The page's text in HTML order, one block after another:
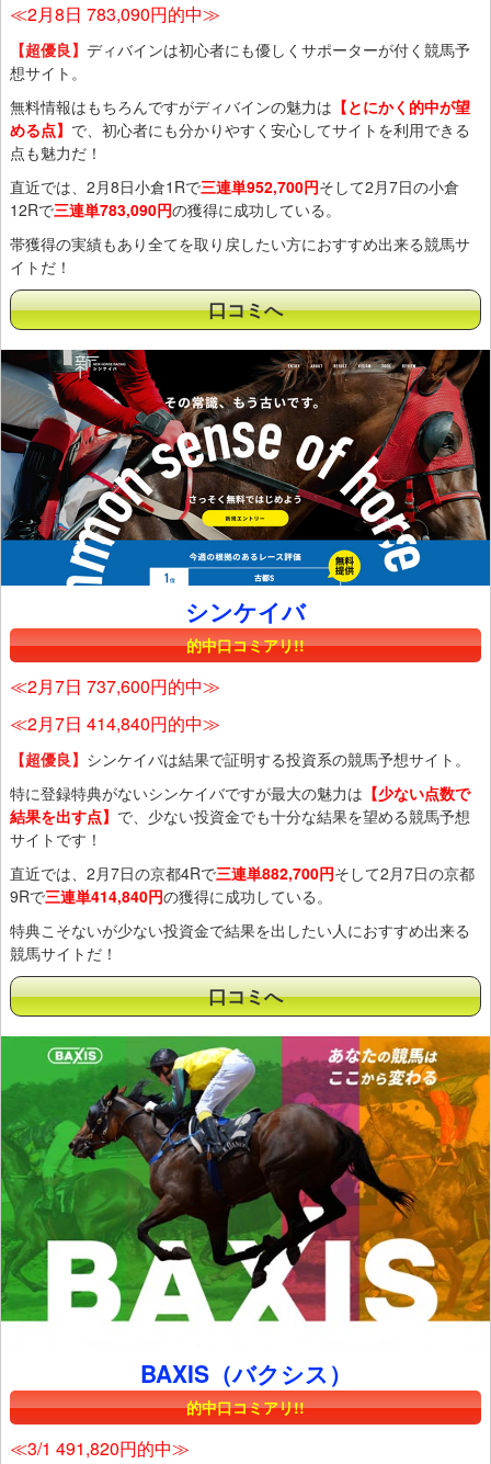
≪2月8日 783,090円的中≫
【超優良】 ディバインは初心者にも優しくサポーターが付く競馬予
想サイト。
無料情報はもちろんですがディバインの魅力は 【とにかく的中が望
める点】 で、初心者にも分かりやすく安心してサイトを利用できる
点も魅力だ！
直近では、2月8日小倉1Rで三連単952,700円そして2月7日の小倉
12Rで三連単783,090円の獲得に成功している。
帯獲得の実績もあり全てを取り戻したい方におすすめ出来る競馬サ
イトだ！
口コミへ
シンケイバ
的中口コミアリ!!
≪2月7日 737,600円的中≫
≪2月7日 414,840円的中≫
【超優良】 シンケイバは結果で証明する投資系の競馬予想サイト。
特に登録特典がないシンケイバですが最大の魅力は 【少ない点数で
結果を出す点】 で、少ない投資金でも十分な結果を望める競馬予想
サイトです！
直近では、2月7日の京都4Rで三連単882,700円そして2月7日の京都
9Rで三連単414,840円の獲得に成功している。
特典こそないが少ない投資金で結果を出したい人におすすめ出来る
競馬サイトだ！
口コミへ
BAXIS（バクシス）
的中口コミアリ!!
≪3/1 491,820円的中≫